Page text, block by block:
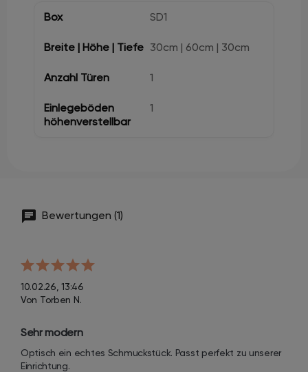
SD1
30cm | 60cm | 30cm
1
1
Bewertungen (1)
10.02.26, 13:46
Von Torben N.
Sehr modern
Optisch ein echtes Schmuckstück. Passt perfekt zu unserer
Einrichtung.